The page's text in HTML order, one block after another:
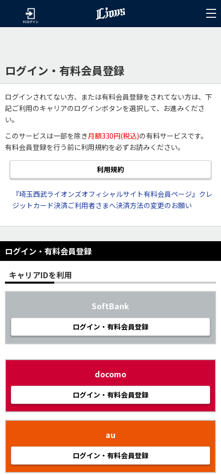
ログイン・有料会員登録
ログインされてない方、または有料会員登録をされてない方は、下
記ご利用のキャリアのログインボタンを選択して、お進みくださ
い。
このサービスは一部を除き月額330円(税込)の有料サービスです。
有料会員登録を行う前に利用規約を必ずお読みください。
利用規約
『埼玉西武ライオンズオフィシャルサイト有料会員ページ』クレ
ジットカード決済ご利用者さまへ決済方法の変更のお願い
ログイン・有料会員登録
キャリアIDを利用
SoftBank
ログイン・有料会員登録
docomo
ログイン・有料会員登録
au
ログイン・有料会員登録